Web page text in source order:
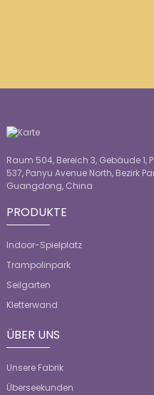
Raum 504, Bereich 3, Gebäude 1,
537, Panyu Avenue North, Bezirk
Guangdong, China
PRODUKTE
Indoor-Spielplatz
Trampolinpark
Seilgarten
Kletterwand
ÜBER UNS
Unsere Fabrik
Überseekunden